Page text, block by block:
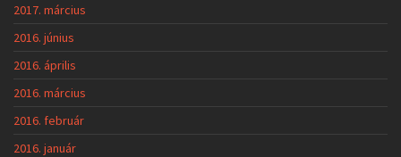
2017. március
2016. június
2016. április
2016. március
2016. február
2016. január